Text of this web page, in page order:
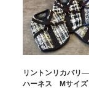
リントンリカバリ
ハーネス Mサイズ